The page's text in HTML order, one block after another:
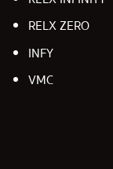
RELX ZERO
INFY
VMC